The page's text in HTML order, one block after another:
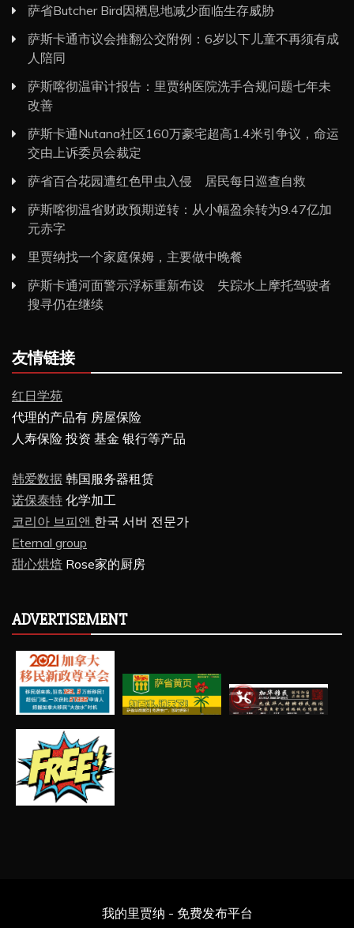
萨省Butcher Bird因栖息地减少面临生存威胁
萨斯卡通市议会推翻公交附例：6岁以下儿童不再须有成
人陪同
萨斯喀彻温审计报告：里贾纳医院洗手合规问题七年未
改善
萨斯卡通Nutana社区160万豪宅超高1.4米引争议，命运
交由上诉委员会裁定
萨省百合花园遭红色甲虫入侵 居民每日巡查自救
萨斯喀彻温省财政预期逆转：从小幅盈余转为9.47亿加
元赤字
里贾纳找一个家庭保姆，主要做中晚餐
萨斯卡通河面警示浮标重新布设 失踪水上摩托驾驶者
搜寻仍在继续
友情链接
红日学苑
代理的产品有 房屋保险
人寿保险 投资 基金 银行等产品
韩爱数据 韩国服务器租赁
诺保泰特 化学加工
코리아 브피앤 한국 서버 전문가
Eternal group
甜心烘焙 Rose家的厨房
ADVERTISEMENT
我的里贾纳 - 免费发布平台